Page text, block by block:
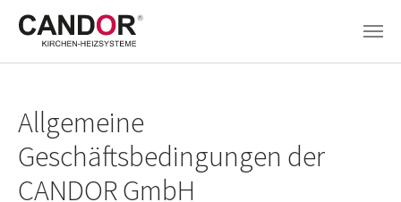
Allgemeine
Geschäftsbedingungen der
CANDOR GmbH